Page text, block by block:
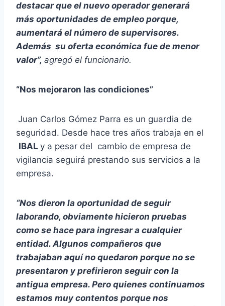
destacar que el nuevo operador generará
más oportunidades de empleo porque,
aumentará el número de supervisores.
Además su oferta económica fue de menor
valor”, agregó el funcionario.
“Nos mejoraron las condiciones”
Juan Carlos Gómez Parra es un guardia de
seguridad. Desde hace tres años trabaja en el
IBAL y a pesar del cambio de empresa de
vigilancia seguirá prestando sus servicios a la
empresa.
“Nos dieron la oportunidad de seguir
laborando, obviamente hicieron pruebas
como se hace para ingresar a cualquier
entidad. Algunos compañeros que
trabajaban aquí no quedaron porque no se
presentaron y prefirieron seguir con la
antigua empresa. Pero quienes continuamos
estamos muy contentos porque nos